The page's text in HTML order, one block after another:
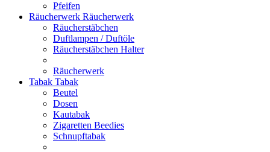
Pfeifen
Räucherwerk Räucherwerk
Räucherstäbchen
Duftlampen / Duftöle
Räucherstäbchen Halter
Räucherwerk
Tabak Tabak
Beutel
Dosen
Kautabak
Zigaretten Beedies
Schnupftabak